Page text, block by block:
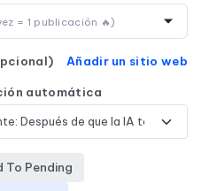
= 1 publicación 🔥)
Añadir un sitio web
automática
To Pending